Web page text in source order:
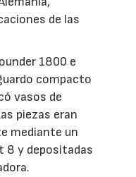
de las
1800 e
compacto
vasos de
piezas eran
mediante un
y depositadas